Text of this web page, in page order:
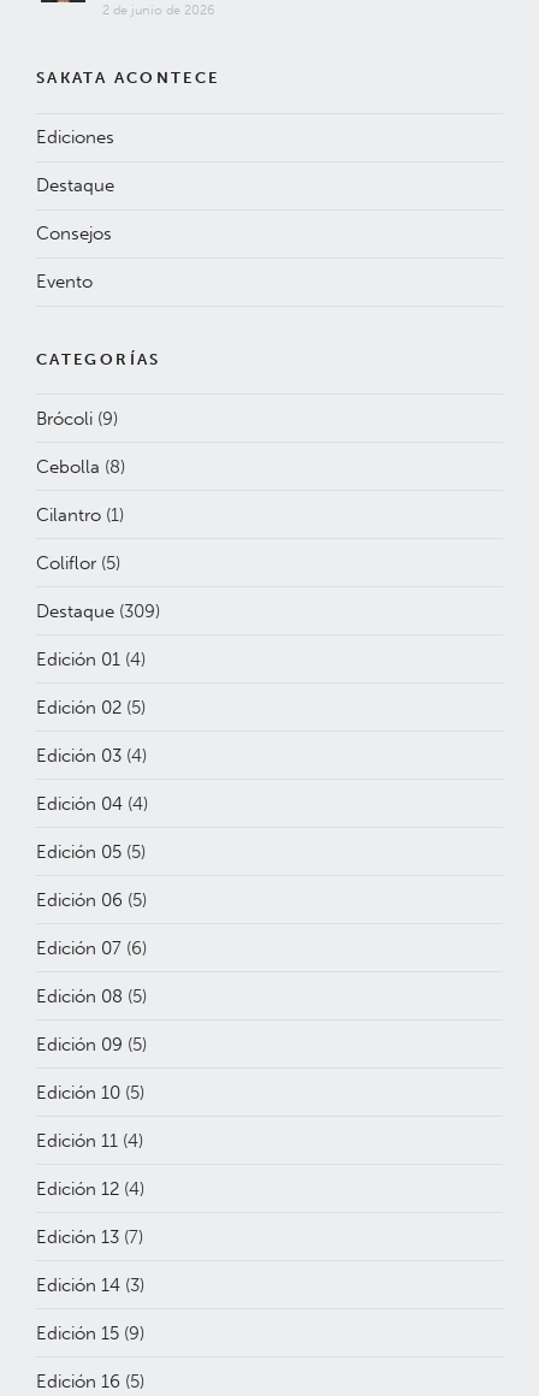
2 de junio de 2026
SAKATA ACONTECE
Ediciones
Destaque
Consejos
Evento
CATEGORÍAS
Brócoli (9)
Cebolla (8)
Cilantro (1)
Coliflor (5)
Destaque (309)
Edición 01 (4)
Edición 02 (5)
Edición 03 (4)
Edición 04 (4)
Edición 05 (5)
Edición 06 (5)
Edición 07 (6)
Edición 08 (5)
Edición 09 (5)
Edición 10 (5)
Edición 11 (4)
Edición 12 (4)
Edición 13 (7)
Edición 14 (3)
Edición 15 (9)
Edición 16 (5)